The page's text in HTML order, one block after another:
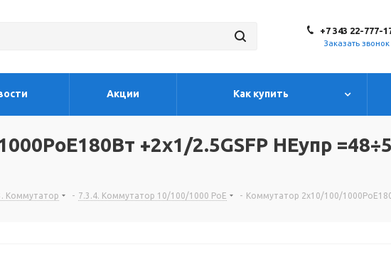
+7 343 22-777-
Заказать звонок
Акции Как купить
+2х1/2.5GSFP НЕупр
Коммутатор - 7.3.4. Коммутатор 10/100/1000 PoE - Коммутатор 2х10/100/